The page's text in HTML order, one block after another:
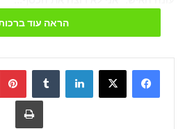
עונה האיש: "אני רוצה לדעת מי דחף
50 שנות נישואין – בשידור חי ברדיו :
שדרן רדיו: ערב טוב לך אדון – אתה
מאזין: איזה יופי, בדיוק היום אני ואישתי חוגגים 50 שנות
הראה עוד
LinkedIn
Tumblr
הדפס